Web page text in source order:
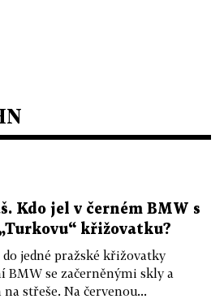
Kdo jel v černém BMW s
křižovatku?
jedné pražské křižovatky
se začerněnými skly a
střeše. Na červenou...